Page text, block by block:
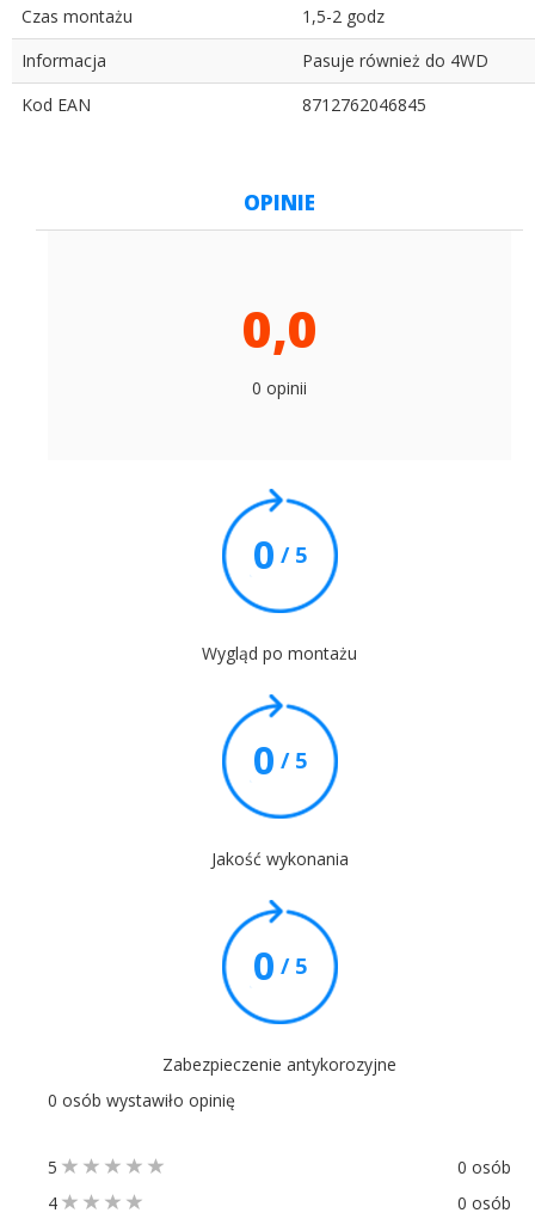
Czas montażu
1,5-2 godz
Informacja
Pasuje również do 4WD
Kod EAN
8712762046845
OPINIE
0,0
0 opinii
0 / 5
Wygląd po montażu
0 / 5
Jakość wykonania
0 / 5
Zabezpieczenie antykorozyjne
0 osób wystawiło opinię
5
0 osób
4
0 osób